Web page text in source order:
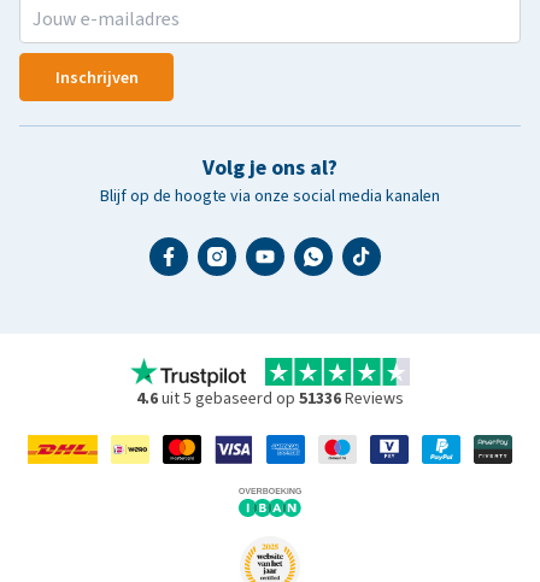
Inschrijven
Volg je ons al?
Blijf op de hoogte via onze social media kanalen
4.6uit 5 gebaseerd op 51336Reviews